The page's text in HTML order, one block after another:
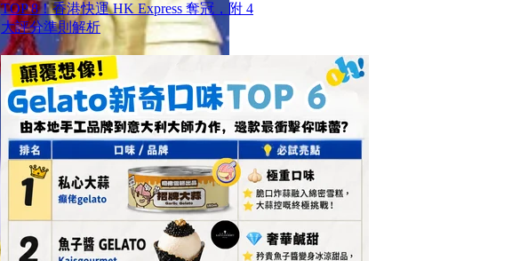
TOP 8！香港快運 HK Express 奪冠，附 4
大評分準則解析